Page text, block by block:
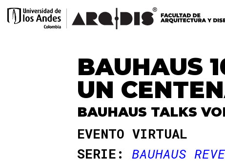
BAUHAUS
UN
BAUHAUS TALKS
EVENTO VIRTUAL
SERIE: BAUHAUS